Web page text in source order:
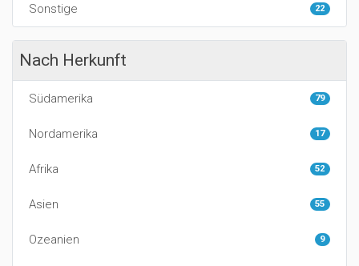
Sonstige 22
Nach Herkunft
Südamerika 79
Nordamerika 17
Afrika 52
Asien 55
Ozeanien 9